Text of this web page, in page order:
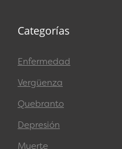
Categorías
Enfermedad
Vergüenza
Quebranto
Depresión
Muerte